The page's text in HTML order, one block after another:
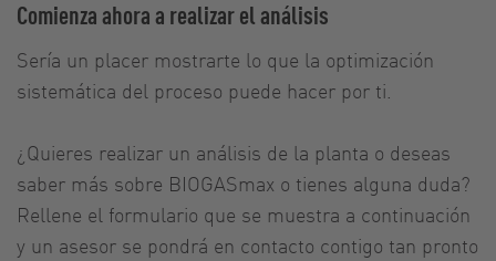
Comienza ahora a realizar el análisis
Sería un placer mostrarte lo que la optimización
sistemática del proceso puede hacer por ti.
¿Quieres realizar un análisis de la planta o deseas
saber más sobre BIOGASmax o tienes alguna duda?
Rellene el formulario que se muestra a continuación
y un asesor se pondrá en contacto contigo tan pronto